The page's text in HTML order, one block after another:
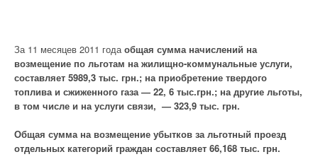
За 11 месяцев 2011 годаобщая сумма начислений на
возмещение по льготам на жилищно-коммунальные услуги,
составляет 5989,3 тыс. грн.; на приобретение твердого
топлива и сжиженного газа — 22, 6 тыс.грн.; на другие льготы,
в том числе и на услуги связи, — 323,9 тыс. грн.
Общая сумма на возмещение убытков за льготный проезд
отдельных категорий граждан составляет 66,168 тыс. грн.